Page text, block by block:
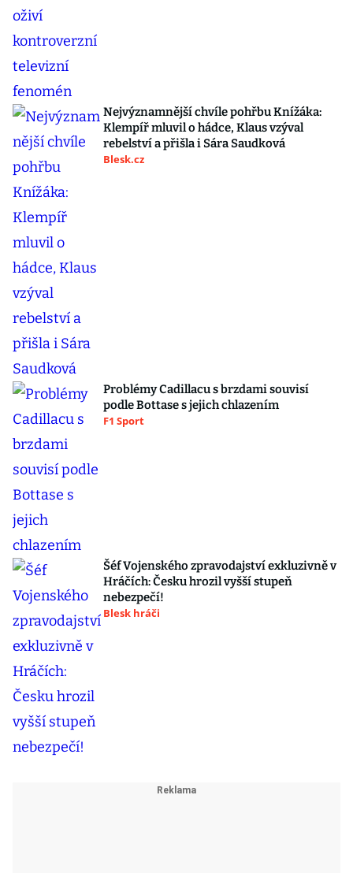
Nejvýznamnější chvíle pohřbu Knížáka:
Klempíř mluvil o hádce, Klaus vzýval
rebelství a přišla i Sára Saudková
Blesk.cz
Problémy Cadillacu s brzdami souvisí
podle Bottase s jejich chlazením
F1 Sport
Šéf Vojenského zpravodajství exkluzivně v
Hráčích: Česku hrozil vyšší stupeň
nebezpečí!
Blesk hráči